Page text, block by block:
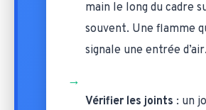
main le long du cadre
souvent. Une flamme
signale une entrée d’air.
→
Vérifier les joints : un